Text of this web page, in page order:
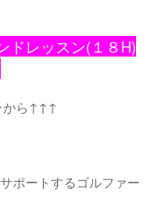
ドレッスン(１８H)
から↑↑↑
ポートするゴルファー